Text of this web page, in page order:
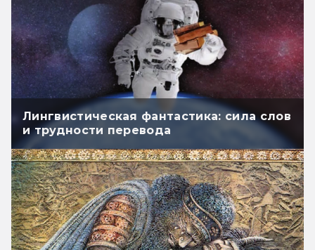
Лингвистическая фантастика: сила слов
и трудности перевода